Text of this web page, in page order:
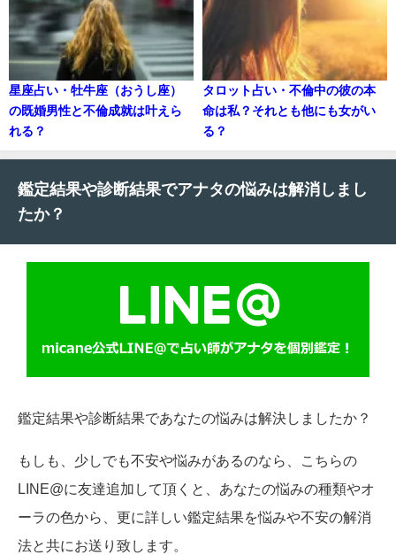
星座占い・牡牛座（おうし座）
の既婚男性と不倫成就は叶えら
れる？
タロット占い・不倫中の彼の本
命は私？それとも他にも女がい
る？
鑑定結果や診断結果でアナタの悩みは解消しまし
たか？
鑑定結果や診断結果であなたの悩みは解決しましたか？
もしも、少しでも不安や悩みがあるのなら、こちらの
LINE@に友達追加して頂くと、あなたの悩みの種類やオ
ーラの色から、更に詳しい鑑定結果を悩みや不安の解消
法と共にお送り致します。